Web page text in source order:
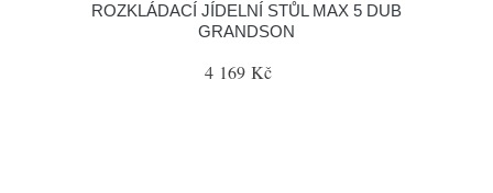
ROZKLÁDACÍ JÍDELNÍ STŮL MAX 5 DUB
GRANDSON
4 169 Kč